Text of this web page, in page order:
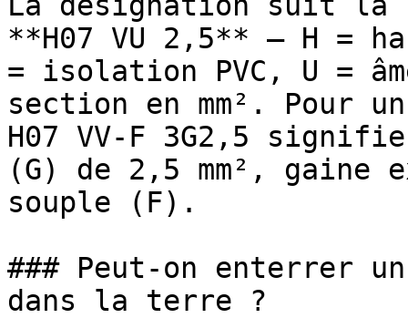
**H07 VU 2,5** — H =
= isolation PVC, U =
section en mm². Pour
H07 VV-F 3G2,5
(G) de 2,5 mm², gaine
souple (F).
### Peut-on enterrer
dans la terre ?